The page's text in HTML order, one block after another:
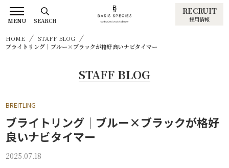
RECRUIT
採用情報
HOME
STAFF BLOG
ブライトリング｜ブルー×ブラックが格好良いナビタイマー
STAFF BLOG
BREITLING
ブライトリング｜ブルー×ブラックが格好
良いナビタイマー
2025.07.18
MENU SEARCH